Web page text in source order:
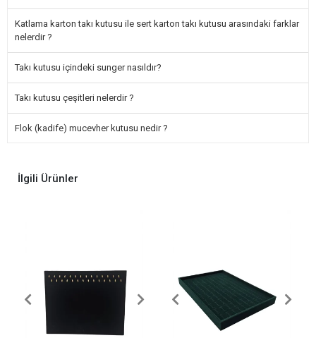
Katlama karton takı kutusu ile sert karton takı kutusu arasındaki farklar
nelerdir ?
Takı kutusu içindeki sunger nasıldır?
Takı kutusu çeşitleri nelerdir ?
Flok (kadife) mucevher kutusu nedir ?
İlgili Ürünler